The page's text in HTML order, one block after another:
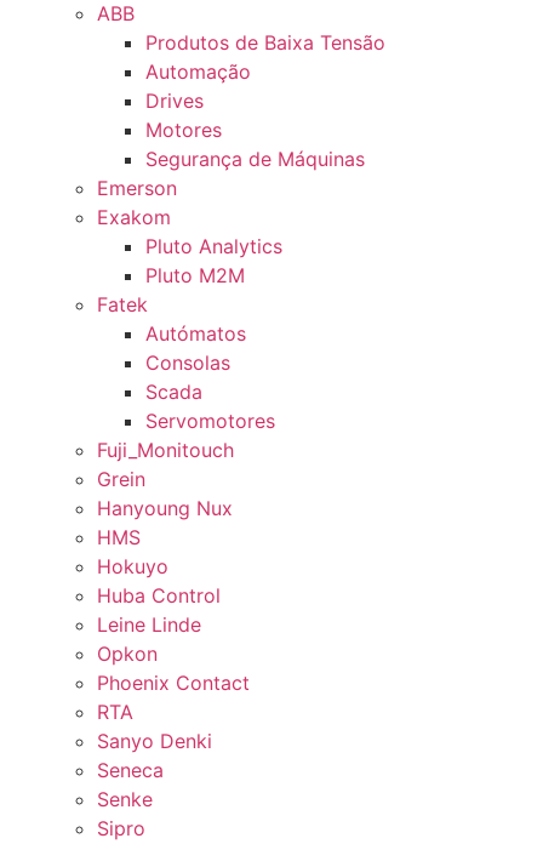
ABB
Produtos de Baixa Tensão
Automação
Drives
Motores
Segurança de Máquinas
Emerson
Exakom
Pluto Analytics
Pluto M2M
Fatek
Autómatos
Consolas
Scada
Servomotores
Fuji_Monitouch
Grein
Hanyoung Nux
HMS
Hokuyo
Huba Control
Leine Linde
Opkon
Phoenix Contact
RTA
Sanyo Denki
Seneca
Senke
Sipro